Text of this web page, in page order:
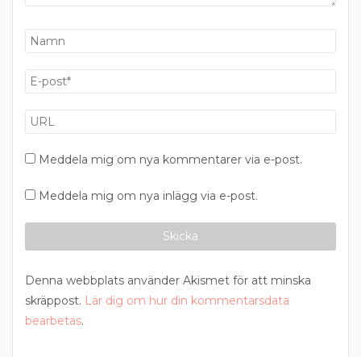
Meddela mig om nya kommentarer via e-post.
Meddela mig om nya inlägg via e-post.
Denna webbplats använder Akismet för att minska
skräppost. Lär dig om hur din kommentarsdata
bearbetas.